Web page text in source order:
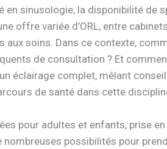
en sinusologie, la disponibilité de
offre variée d’ORL, entre
soins. Dans ce contexte,
de consultation ? Et
éclairage complet, mêlant
de santé dans cette
pour adultes et enfants, prise
possibilités pour